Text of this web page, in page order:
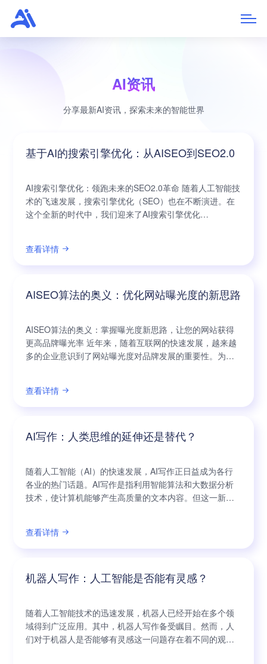
AI资讯
分享最新AI资讯，探索未来的智能世界
基于AI的搜索引擎优化：从AISEO到SEO2.0
AI搜索引擎优化：领跑未来的SEO2.0革命 随着人工智能技
术的飞速发展，搜索引擎优化（SEO）也在不断演进。在
这个全新的时代中，我们迎来了AI搜索引擎优化
覆地变革的革命中，AISEO技术将为企业带来前所未有的
机遇。AISEO以人工智能为核心技术，将搜索引擎优化提
查看详情
AISEO算法的奥义：优化网站曝光度的新思路
AISEO算法的奥义：掌握曝光度新思路，让您的网站获得
更高品牌曝光率 近年来，随着互联网的快速发展，越来越
多的企业意识到了网站曝光度对品牌发展的重要性。为了
AISEO算法，即智能搜索引擎优化算法，是一个创新而高
效的曝光度优化方案。通过充分挖掘搜索引擎关键词的特
查看详情
AI写作：人类思维的延伸还是替代？
随着人工智能（AI）的快速发展，AI写作正日益成为各行
各业的热门话题。AI写作是指利用智能算法和大数据分析
技术，使计算机能够产生高质量的文本内容。但这一新技
人类思维的延伸，它可以帮助人们更高效地进行文本创
作。AI写作可以利用大数据分析，自动生成优质的内容，
查看详情
机器人写作：人工智能是否能有灵感？
随着人工智能技术的迅速发展，机器人已经开始在多个领
域得到广泛应用。其中，机器人写作备受瞩目。然而，人
们对于机器人是否能够有灵感这一问题存在着不同的观